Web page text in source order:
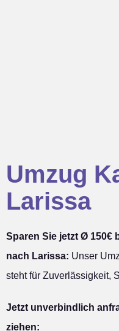
Umzug
Larissa
Sparen Sie jetzt Ø 150€
nach Larissa: Unser
steht für Zuverlässigkeit,
Jetzt unverbindlich
ziehen: